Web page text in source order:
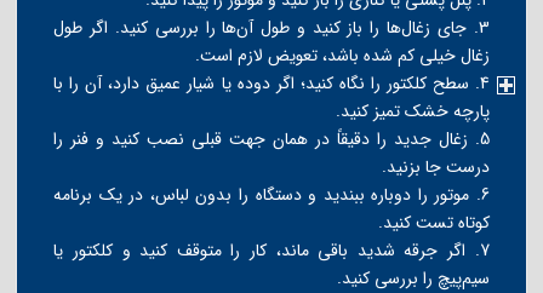
3. جای زغال‌ها را باز کنید و طول آن‌ها را بررسی کنید. اگر طول
زغال خیلی کم شده باشد، تعویض لازم است.
4. سطح کلکتور را نگاه کنید؛ اگر دوده یا شیار عمیق دارد، آن را با
پارچه خشک تمیز کنید.
5. زغال جدید را دقیقاً در همان جهت قبلی نصب کنید و فنر را
درست جا بزنید.
6. موتور را دوباره ببندید و دستگاه را بدون لباس، در یک برنامه
کوتاه تست کنید.
7. اگر جرقه شدید باقی ماند، کار را متوقف کنید و کلکتور یا
سیم‌پیچ را بررسی کنید.